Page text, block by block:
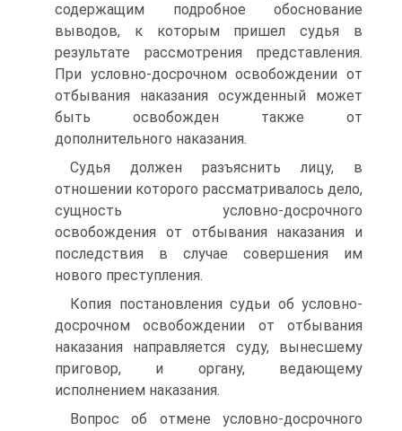
содержащим подробное обоснование
выводов, к которым пришел судья в
результате рассмотрения представления.
При условно-досрочном освобождении от
отбывания наказания осужденный может
быть освобожден также от
дополнительного наказания.
Судья должен разъяснить лицу, в
отношении которого рассматривалось дело,
сущность условно-досрочного
освобождения от отбывания наказания и
последствия в случае совершения им
нового преступления.
Копия постановления судьи об условно-
досрочном освобождении от отбывания
наказания направляется суду, вынесшему
приговор, и органу, ведающему
исполнением наказания.
Вопрос об отмене условно-досрочного